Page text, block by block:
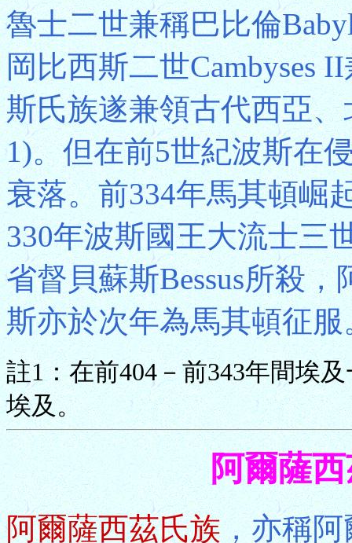
魯士二世兼稱巴比倫
岡比西斯二世Cambyses
斯氏族遂兼領古代西亞
1)。但在前5世紀波斯在
衰落。前334年馬其頓崛
330年波斯國王大流士三
省督貝蘇斯Bessus所殺
斯亦於次年為馬其頓征服
註1：在前404－前343年間埃
埃及。
阿爾薩西
阿爾薩西茲氏族，亦稱阿